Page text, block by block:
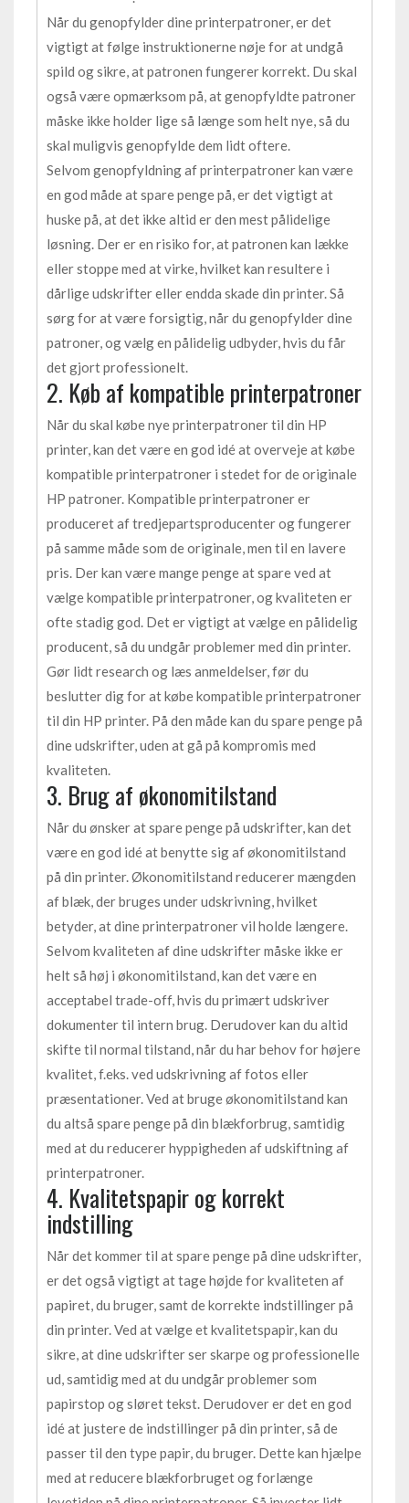
Når du genopfylder dine printerpatroner, er det
vigtigt at følge instruktionerne nøje for at undgå
spild og sikre, at patronen fungerer korrekt. Du skal
også være opmærksom på, at genopfyldte patroner
måske ikke holder lige så længe som helt nye, så du
skal muligvis genopfylde dem lidt oftere.
Selvom genopfyldning af printerpatroner kan være
en god måde at spare penge på, er det vigtigt at
huske på, at det ikke altid er den mest pålidelige
løsning. Der er en risiko for, at patronen kan lække
eller stoppe med at virke, hvilket kan resultere i
dårlige udskrifter eller endda skade din printer. Så
sørg for at være forsigtig, når du genopfylder dine
patroner, og vælg en pålidelig udbyder, hvis du får
det gjort professionelt.
2. Køb af kompatible printerpatroner
Når du skal købe nye printerpatroner til din HP
printer, kan det være en god idé at overveje at købe
kompatible printerpatroner i stedet for de originale
HP patroner. Kompatible printerpatroner er
produceret af tredjepartsproducenter og fungerer
på samme måde som de originale, men til en lavere
pris. Der kan være mange penge at spare ved at
vælge kompatible printerpatroner, og kvaliteten er
ofte stadig god. Det er vigtigt at vælge en pålidelig
producent, så du undgår problemer med din printer.
Gør lidt research og læs anmeldelser, før du
beslutter dig for at købe kompatible printerpatroner
til din HP printer. På den måde kan du spare penge på
dine udskrifter, uden at gå på kompromis med
kvaliteten.
3. Brug af økonomitilstand
Når du ønsker at spare penge på udskrifter, kan det
være en god idé at benytte sig af økonomitilstand
på din printer. Økonomitilstand reducerer mængden
af blæk, der bruges under udskrivning, hvilket
betyder, at dine printerpatroner vil holde længere.
Selvom kvaliteten af dine udskrifter måske ikke er
helt så høj i økonomitilstand, kan det være en
acceptabel trade-off, hvis du primært udskriver
dokumenter til intern brug. Derudover kan du altid
skifte til normal tilstand, når du har behov for højere
kvalitet, f.eks. ved udskrivning af fotos eller
præsentationer. Ved at bruge økonomitilstand kan
du altså spare penge på din blækforbrug, samtidig
med at du reducerer hyppigheden af udskiftning af
printerpatroner.
4. Kvalitetspapir og korrekt
indstilling
Når det kommer til at spare penge på dine udskrifter,
er det også vigtigt at tage højde for kvaliteten af
papiret, du bruger, samt de korrekte indstillinger på
din printer. Ved at vælge et kvalitetspapir, kan du
sikre, at dine udskrifter ser skarpe og professionelle
ud, samtidig med at du undgår problemer som
papirstop og sløret tekst. Derudover er det en god
idé at justere de indstillinger på din printer, så de
passer til den type papir, du bruger. Dette kan hjælpe
med at reducere blækforbruget og forlænge